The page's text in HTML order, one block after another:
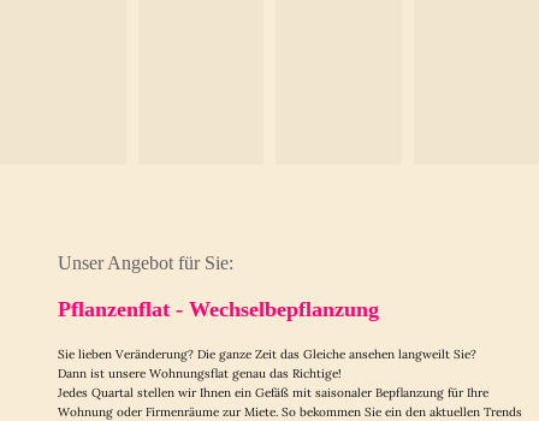
Unser Angebot für Sie:
Pflanzenflat - Wechselbepflanzung
Sie lieben Veränderung? Die ganze Zeit das Gleiche ansehen langweilt Sie?
Dann ist unsere Wohnungsflat genau das Richtige!
Jedes Quartal stellen wir Ihnen ein Gefäß mit saisonaler Bepflanzung für Ihre
Wohnung oder Firmenräume zur Miete. So bekommen Sie ein den aktuellen Trends